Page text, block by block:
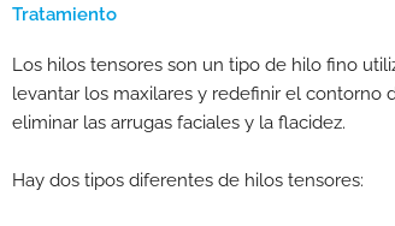
Tratamiento
Los hilos tensores son un tipo de hilo fino
levantar los maxilares y redefinir el contorno
eliminar las arrugas faciales y la flacidez.
Hay dos tipos diferentes de hilos tensores: